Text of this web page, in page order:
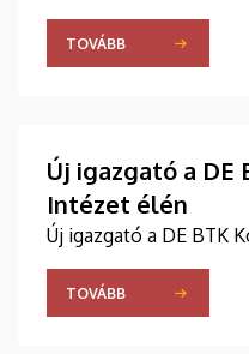
TOVÁBB
Új igazgató a DE
Intézet élén
Új igazgató a DE BTK
TOVÁBB